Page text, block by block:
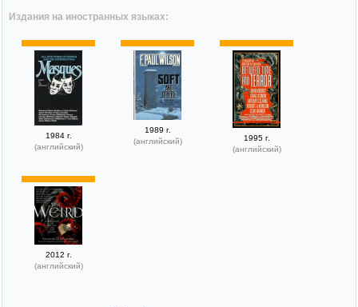
Издания на иностранных языках:
1984 г.
(английский)
1989 г.
(английский)
1995 г.
(английский)
2012 г.
(английский)